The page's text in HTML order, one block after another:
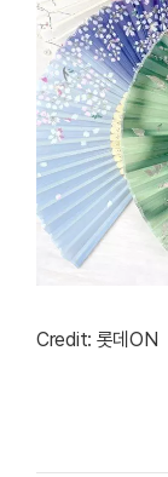
Credit: 롯데ON